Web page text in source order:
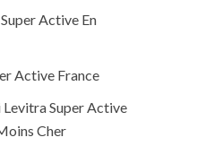
Active En
Active France
Super Active
Cher